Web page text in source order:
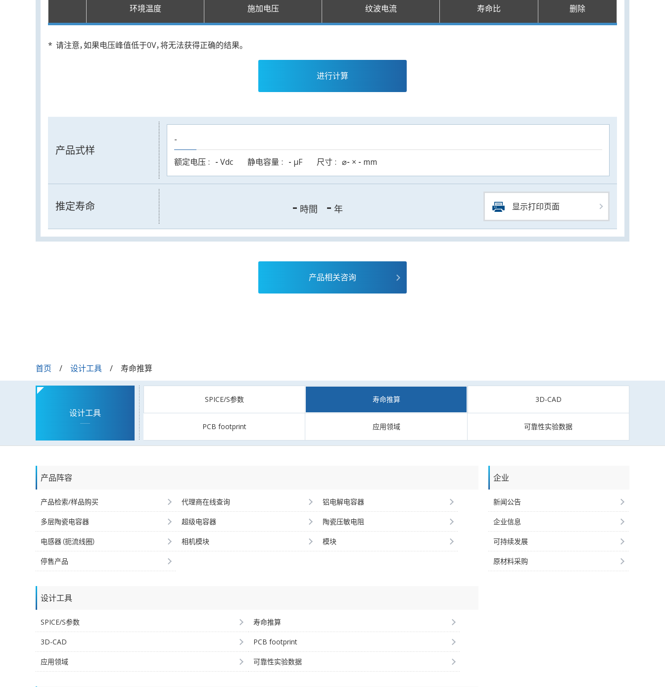
环境温度 施加电压 纹波电流 寿命比 删除
请注意，如果电压峰值低于0V，将无法获得正确的结果。
进行计算
产品式样
-
额定电压 - Vdc 静电容量 - µF 尺寸 ⌀- × - mm
推定寿命 - 時間 - 年 显示打印页面
产品相关咨询
首页 设计工具 寿命推算
设计工具
SPICE/S参数 寿命推算 3D-CAD
PCB footprint 应用领域 可靠性实验数据
产品阵容
产品检索/样品购买 代理商在线查询 铝电解电容器
多层陶瓷电容器 超级电容器 陶瓷压敏电阻
电感器（扼流线圈） 相机模块 模块
停售产品
设计工具
SPICE/S参数 寿命推算
3D-CAD PCB footprint
应用领域 可靠性实验数据
企业
新闻公告
企业信息
可持续发展
原材料采购